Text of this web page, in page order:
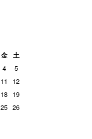
金
土
4
5
11
12
18 19
25 26